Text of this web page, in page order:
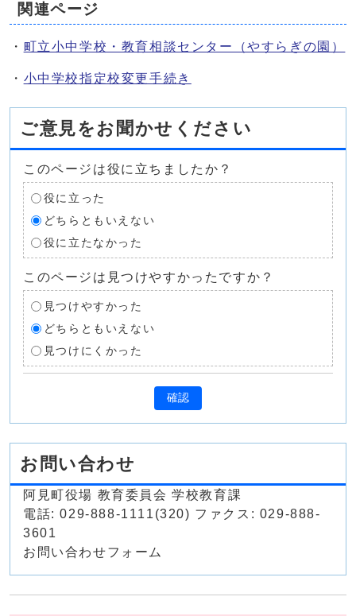
関連ページ
・ 町立小中学校・教育相談センター（やすらぎの園）
・ 小中学校指定校変更手続き
ご意見をお聞かせください
このページは役に立ちましたか？
役に立った
どちらともいえない
役に立たなかった
このページは見つけやすかったですか？
見つけやすかった
どちらともいえない
見つけにくかった
確認
お問い合わせ
阿見町役場 教育委員会 学校教育課
電話: 029-888-1111(320) ファクス: 029-888-
3601
お問い合わせフォーム